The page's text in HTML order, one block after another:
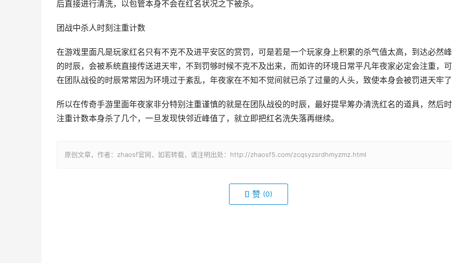
后直接进行清洗，以包管本身不会在红名状况之下被杀。
团战中杀人时刻注重计数
在游戏里面凡是玩家红名只有不克不及进平安区的赏罚，可是若是一个玩家身上积累的杀气值太高，到达必然
的时辰，会被系统直接传送进天牢，不到罚够时候不克不及出来，而如许的环境日常平凡年夜家必定会注重，
在团队战役的时辰常常因为环境过于紊乱，年夜家在不知不觉间就已杀了过量的人头，致使本身会被罚进天牢了
所以在传奇手游里面年夜家非分特别注重谨慎的就是在团队战役的时辰，最好提早筹办清洗红名的道具，然后时
注重计数本身杀了几个，一旦发现快邻近峰值了，就立即把红名洗失落再继续。
原创文章，作者：zhaosf官网，如若转载，请注明出处：http://zhaosf5.com/zcqsyzsrdhmyzmz.html
赞 (0)